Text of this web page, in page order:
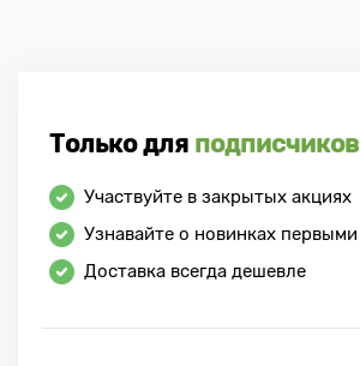
Только для подписчиков
Участвуйте в закрытых акциях
Узнавайте о новинках первыми
Доставка всегда дешевле